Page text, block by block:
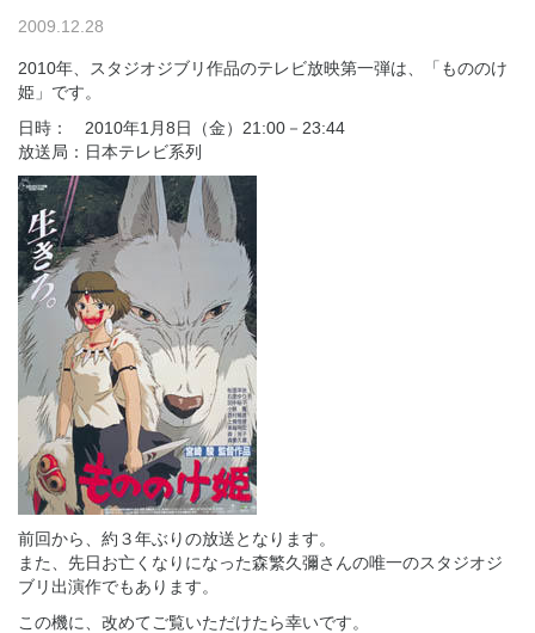
2009.12.28
2010年、スタジオジブリ作品のテレビ放映第一弾は、「もののけ
姫」です。
日時： 2010年1月8日（金）21:00－23:44
放送局：日本テレビ系列
前回から、約３年ぶりの放送となります。
また、先日お亡くなりになった森繁久彌さんの唯一のスタジオジ
ブリ出演作でもあります。
この機に、改めてご覧いただけたら幸いです。